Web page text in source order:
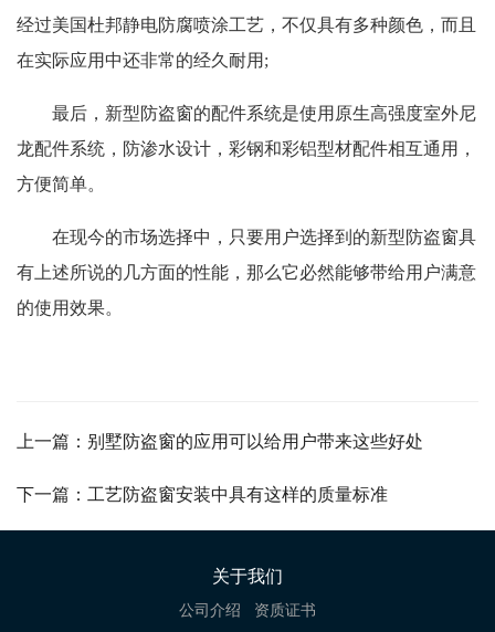
经过美国杜邦静电防腐喷涂工艺，不仅具有多种颜色，而且
在实际应用中还非常的经久耐用;
最后，新型防盗窗的配件系统是使用原生高强度室外尼
龙配件系统，防渗水设计，彩钢和彩铝型材配件相互通用，
方便简单。
在现今的市场选择中，只要用户选择到的新型防盗窗具
有上述所说的几方面的性能，那么它必然能够带给用户满意
的使用效果。
上一篇：别墅防盗窗的应用可以给用户带来这些好处
下一篇：工艺防盗窗安装中具有这样的质量标准
关于我们
公司介绍 资质证书